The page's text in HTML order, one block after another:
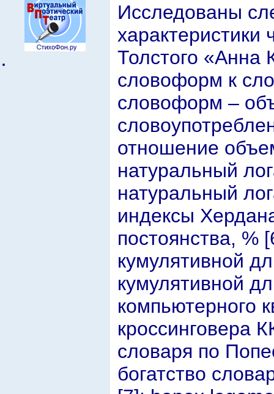
Исследованы
Толстого «Анна
словоформ к
словоформ –
отношение
натуральный
натуральный
индексы
постоянства, %
кумулятивной
кумулятивной
компьютерного
кроссинговера
словаря по
богатство